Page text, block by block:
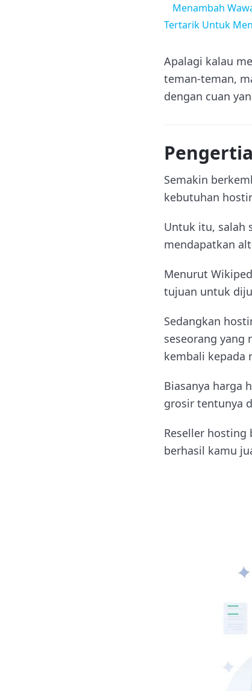
Menambah
Tertarik Untuk
Apalagi kalau
teman-teman,
dengan cuan
Semakin
kebutuhan
Untuk itu, salah
mendapatkan
Menurut
tujuan untuk
Sedangkan
seseorang yang
kembali kepada
Biasanya harga
grosir tentunya
Reseller hosting
berhasil kamu